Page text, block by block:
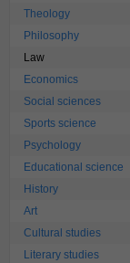
Theology
Philosophy
Law
Economics
Social sciences
Sports science
Psychology
Educational science
History
Art
Cultural studies
Literary studies